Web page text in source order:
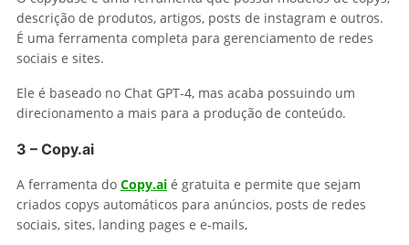
descrição de produtos, artigos, posts de instagram e outros.
É uma ferramenta completa para gerenciamento de redes
sociais e sites.
Ele é baseado no Chat GPT-4, mas acaba possuindo um
direcionamento a mais para a produção de conteúdo.
3 – Copy.ai
A ferramenta do Copy.ai é gratuita e permite que sejam
criados copys automáticos para anúncios, posts de redes
sociais, sites, landing pages e e-mails,